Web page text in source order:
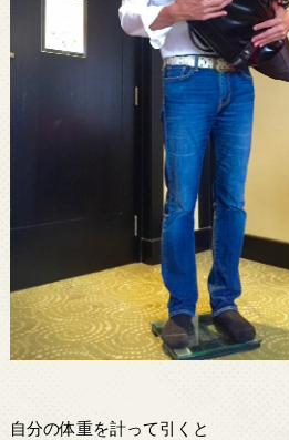
自分の体重を計って引くと